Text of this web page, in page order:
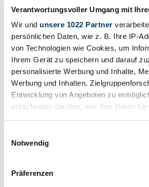
Verantwortungsvoller Umgang mit
Wir und unsere 1022 Partner
persönlichen Daten, wie z. B. Ihre IP-
von Technologien wie Cookies, um
Ihrem Gerät zu speichern und darauf
personalisierte Werbung und Inhalte,
Werbung und Inhalten,
Entwicklung von Angeboten zu
entscheiden darüber, wer Ihre Daten
Trigger Symbol ändern oder widerrufen
Informationen über Ihre
Notwendig
Präferenzen